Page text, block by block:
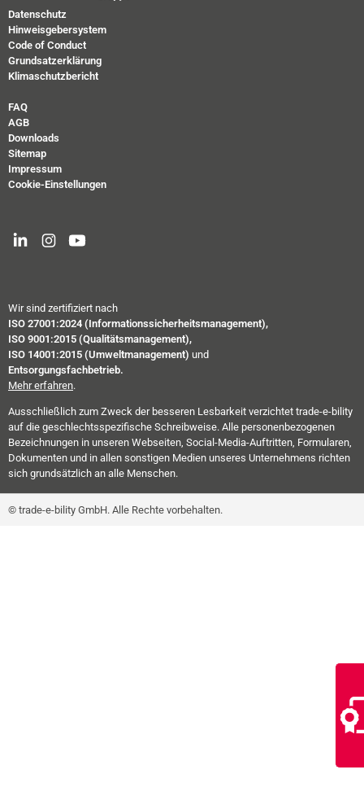
Datenschutz
Hinweisgebersystem
Code of Conduct
Grundsatzerklärung
Klimaschutzbericht
FAQ
AGB
Downloads
Sitemap
Impressum
Cookie-Einstellungen
Wir sind zertifiziert nach
ISO 27001:2024 (Informationssicherheitsmanagement),
ISO 9001:2015 (Qualitätsmanagement),
ISO 14001:2015 (Umweltmanagement) und
Entsorgungsfachbetrieb.
Mehr erfahren.
Ausschließlich zum Zweck der besseren Lesbarkeit verzichtet trade-e-bility
auf die geschlechtsspezifische Schreibweise. Alle personenbezogenen
Bezeichnungen in unseren Webseiten, Social-Media-Auftritten, Formularen,
Dokumenten und in allen sonstigen Medien unseres Unternehmens richten
sich grundsätzlich an alle Menschen.
© trade-e-bility GmbH. Alle Rechte vorbehalten.